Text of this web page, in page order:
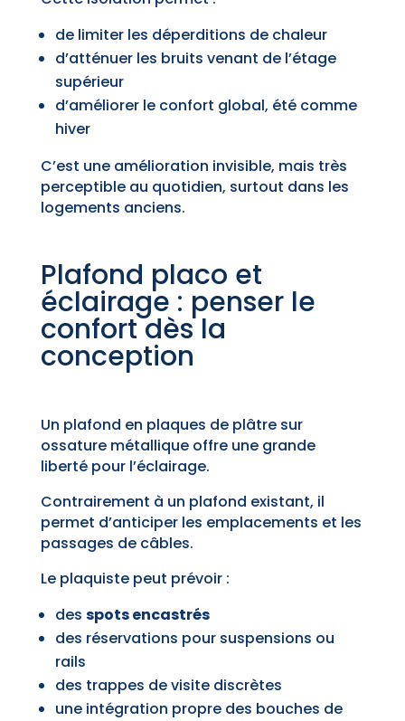
de limiter les déperditions de chaleur
d’atténuer les bruits venant de l’étage
supérieur
d’améliorer le confort global, été comme
hiver
C’est une amélioration invisible, mais très
perceptible au quotidien, surtout dans les
logements anciens.
Plafond placo et
éclairage : penser le
confort dès la
conception
Un plafond en plaques de plâtre sur
ossature métallique offre une grande
liberté pour l’éclairage.
Contrairement à un plafond existant, il
permet d’anticiper les emplacements et les
passages de câbles.
Le plaquiste peut prévoir :
des spots encastrés
des réservations pour suspensions ou
rails
des trappes de visite discrètes
une intégration propre des bouches de